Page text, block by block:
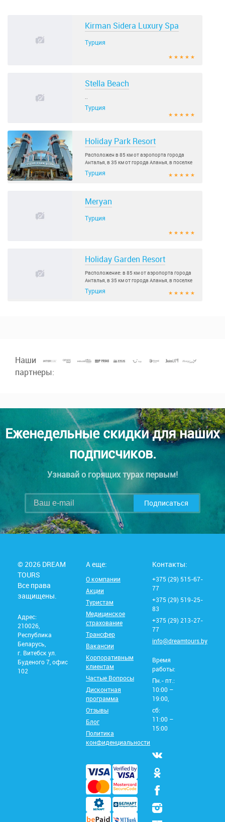
Kirman Sidera Luxury Spa
Турция
★ ★ ★ ★ ★
Stella Beach
..
Турция
★ ★ ★ ★ ★
Holiday Park Resort
Расположен в 85 км от аэропорта города
Анталья, в 35 км от города Аланья, в поселке
Окурджалар, на берегу моря...
Турция ★ ★ ★ ★ ★
Meryan
Турция
★ ★ ★ ★ ★
Holiday Garden Resort
Расположение: в 85 км от аэропорта города
Анталья, в 35 км от города Аланья, в поселке
Окурджалар, на берегу моря..
Турция ★ ★ ★ ★ ★
Наши
партнеры:
Еженедельные скидки для наших
подписчиков.
Узнавай о горящих турах первым!
Подписаться
© 2026 DREAM
TOURS
Все права
защищены.
Адрес:
210026,
Республика
Беларусь,
г. Витебск ул.
Буденого 7, офис
102
А еще:
О компании
Акции
Туристам
Медицинское
страхование
Трансфер
Вакансии
Корпоративным
клиентам
Частые Вопросы
Дисконтная
программа
Отзывы
Блог
Политика
конфиденциальности
Контакты:
+375 (29) 515-67-
77
+375 (29) 519-25-
83
+375 (29) 213-27-
77
info@dreamtours.by
Время
работы:
Пн.- пт.:
10:00 –
19:00,
сб:
11:00 –
15:00